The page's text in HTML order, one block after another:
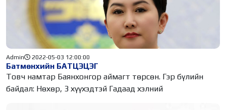
Батмөнхийн БАТЦЭЦЭГ
Admin 2022-05-03 12:00:00
Товч намтар Баянхонгор аймагт төрсөн. Гэр бүлийн
байдал: Нөхөр, 3 хүүхэдтэй Гадаад хэлний